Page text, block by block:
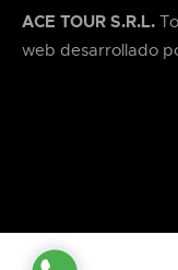
ACE TOUR S.R.L.
web desarrollado